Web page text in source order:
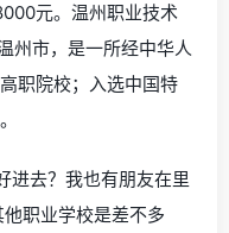
元。温州职业技术
州市，是一所经中华人
职院校；入选中国特
进去？我也有朋友在里
职业学校是差不多